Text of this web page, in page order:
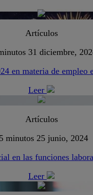
Artículos
31 diciembre,
en materia de empleo
Leer
Artículos
minutos 25 junio, 2024
en las funciones
Leer